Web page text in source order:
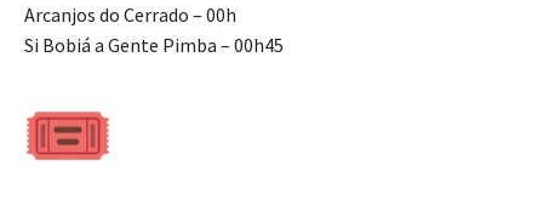
Arcanjos do Cerrado – 00h
Si Bobiá a Gente Pimba – 00h45